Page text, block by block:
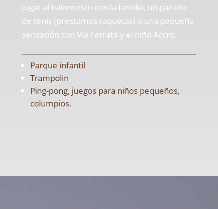
jugar al baloncesto con la familia, un partido
de tenis (prestamos raquetas) o una pequeña
sensación con Via Ferrata y el niño Accro.
Parque infantil
Trampolin
Ping-pong, juegos para niños pequeños,
columpios.